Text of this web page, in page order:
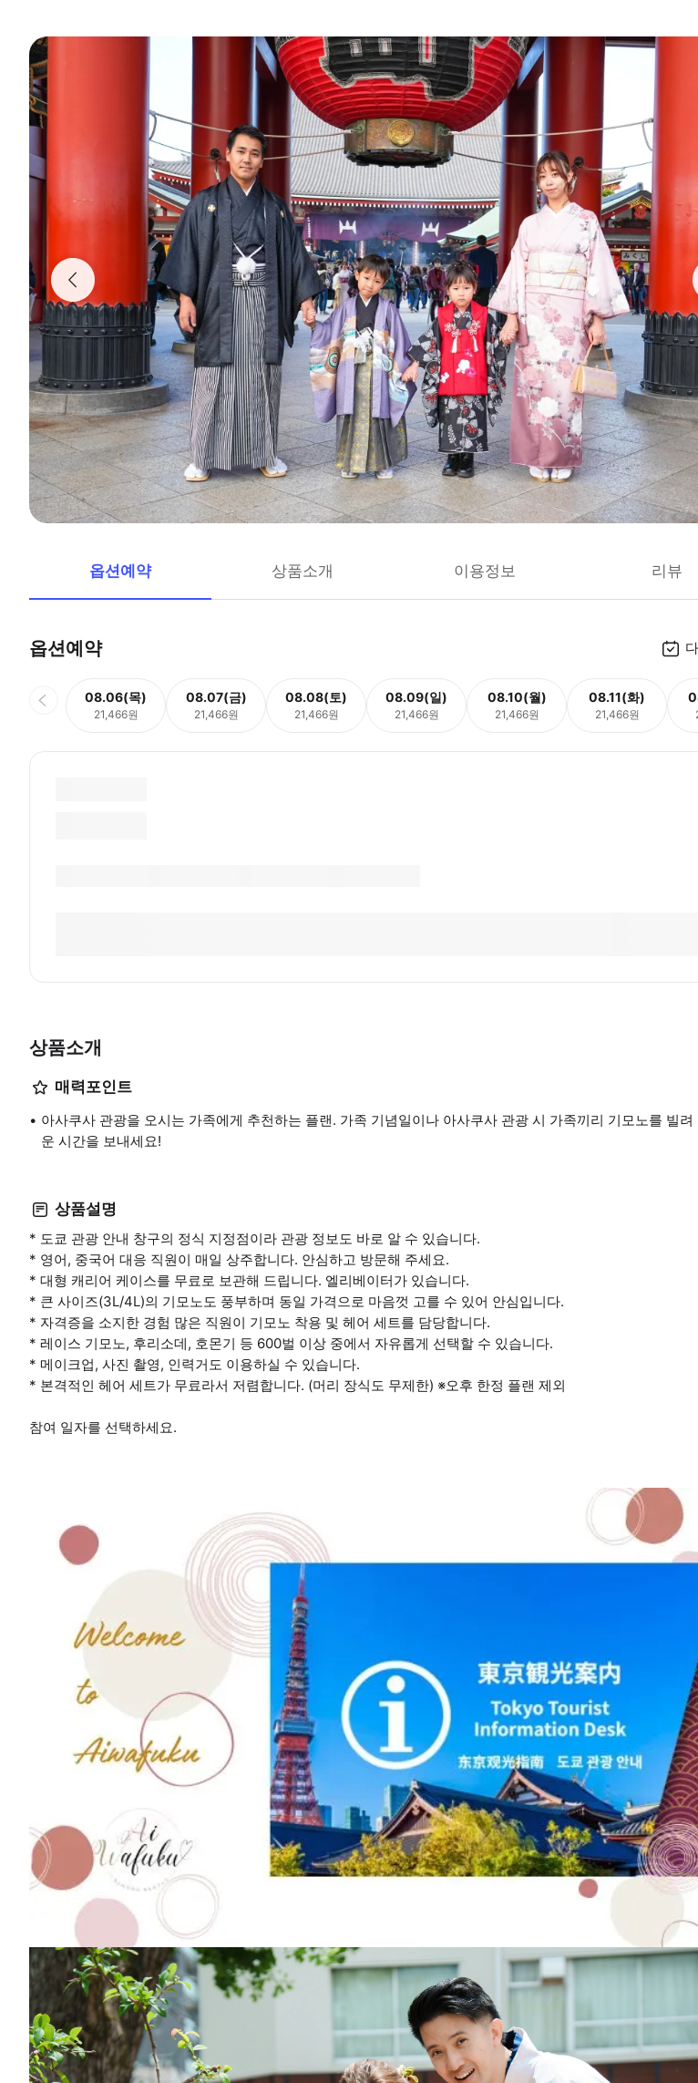
옵션예약 상품소개 이용정보 리뷰
옵션예약
08.06(목)
21,466원
08.07(금)
21,466원
08.08(토)
21,466원
08.09(일)
21,466원
08.10(월)
21,466원
08.11(화)
21,466원
상품소개
매력포인트
아사쿠사 관광을 오시는 가족에게 추천하는 플랜. 가족 기념일이나 아사쿠사 관광 시 가족끼리 기모노를 빌려
운 시간을 보내세요!
상품설명
* 도쿄 관광 안내 창구의 정식 지정점이라 관광 정보도 바로 알 수 있습니다.
* 영어, 중국어 대응 직원이 매일 상주합니다. 안심하고 방문해 주세요.
* 대형 캐리어 케이스를 무료로 보관해 드립니다. 엘리베이터가 있습니다.
* 큰 사이즈(3L/4L)의 기모노도 풍부하며 동일 가격으로 마음껏 고를 수 있어 안심입니다.
* 자격증을 소지한 경험 많은 직원이 기모노 착용 및 헤어 세트를 담당합니다.
* 레이스 기모노, 후리소데, 호몬기 등 600벌 이상 중에서 자유롭게 선택할 수 있습니다.
* 메이크업, 사진 촬영, 인력거도 이용하실 수 있습니다.
* 본격적인 헤어 세트가 무료라서 저렴합니다. (머리 장식도 무제한) ※오후 한정 플랜 제외
참여 일자를 선택하세요.